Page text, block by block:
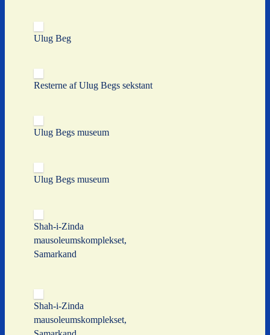
Ulug Beg
Resterne af Ulug Begs sekstant
Ulug Begs museum
Ulug Begs museum
Shah-i-Zinda
mausoleumskomplekset,
Samarkand
Shah-i-Zinda
mausoleumskomplekset,